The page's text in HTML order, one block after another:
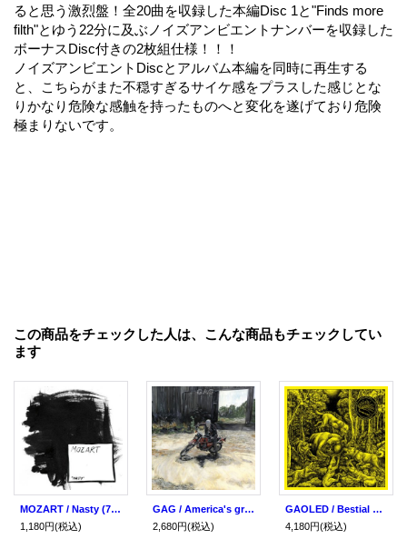
ると思う激烈盤！全20曲を収録した本編Disc 1と"Finds more
filth"とゆう22分に及ぶノイズアンビエントナンバーを収録した
ボーナスDisc付きの2枚組仕様！！！
ノイズアンビエントDiscとアルバム本編を同時に再生する
と、こちらがまた不穏すぎるサイケ感をプラスした感じとな
りかなり危険な感触を持ったものへと変化を遂げており危険
極まりないです。
この商品をチェックした人は、こんな商品もチェックしてい
ます
MOZART / Nasty (7ep) Iron lung
1,180円(税込)
GAG / America's greatest hits (cd) Iron lung
2,680円(税込)
GAOLED / Bestial hardcore (Lp) Iron lung
4,180円(税込)